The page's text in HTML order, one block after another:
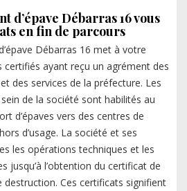
d’épave Débarras 16 vous
en fin de parcours
Débarras 16 met à votre
certifiés ayant reçu un agrément des
des services de la préfecture. Les
de la société sont habilités au
d’épaves vers des centres de
d’usage. La société et ses
les opérations techniques et les
jusqu’à l’obtention du certificat de
Ces certificats signifient